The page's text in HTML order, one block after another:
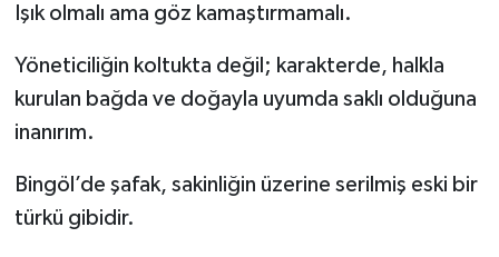
Işık olmalı ama göz kamaştırmamalı.
Yöneticiliğin koltukta değil; karakterde, halkla
kurulan bağda ve doğayla uyumda saklı olduğuna
inanırım.
Bingöl’de şafak, sakinliğin üzerine serilmiş eski bir
türkü gibidir.